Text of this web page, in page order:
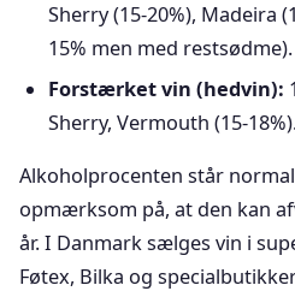
Sherry (15-20%), Madeira
15% men med restsødme).
Forstærket vin (hedvin):
Sherry, Vermouth (15-
Alkoholprocenten står
opmærksom på, at den kan
år. I Danmark sælges vin i
Føtex, Bilka og